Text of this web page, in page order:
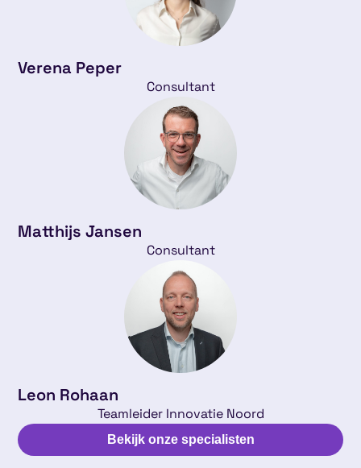
Verena Peper
Consultant
Matthijs Jansen
Consultant
Leon Rohaan
Teamleider Innovatie Noord
Bekijk onze specialisten